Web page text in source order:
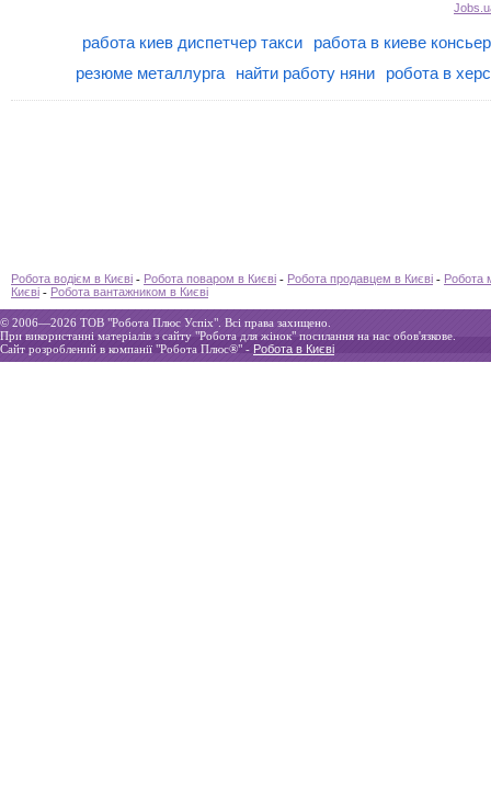
работа киев диспетчер такси
работа в киеве
резюме металлурга
найти работу няни робота в
Робота водієм в Києві - Робота поваром в Києві - Робота продавцем в Києві - Робота
Києві - Робота вантажником в Києві
© 2006—2026 ТOВ "Робота Плюс Успіх". Всі права захищено.
При використанні матеріалів з сайту "Робота для жінок" посилання на нас обов'язкове.
Сайт розроблений в компанії "Робота Плюс®" - Робота в Києві